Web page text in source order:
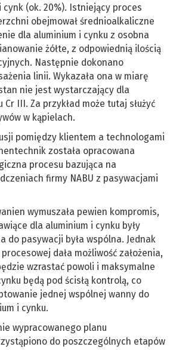
cynk (ok. 20%). Istniejący proces
obejmował średnioalkaliczne
dla aluminium i cynku z osobna
żółte, z odpowiednią ilością
Następnie dokonano
linii. Wykazała ona w miarę
nie jest wystarczający dla
III. Za przykład może tutaj służyć
w kąpielach.
pomiędzy klientem a technologami
została opracowana
procesu bazująca na
firmy NABU z pasywacjami
wymuszała pewien kompromis,
dla aluminium i cynku były
do pasywacji była wspólna. Jednak
dała możliwość założenia,
wzrastać powoli i maksymalne
będą pod ścisłą kontrolą, co
jednej wspólnej wanny do
i cynku.
wypracowanego planu
do poszczególnych etapów